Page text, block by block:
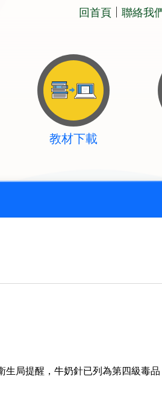
回首頁 聯絡我
教材下載
局提醒，牛奶針已列為第四級毒